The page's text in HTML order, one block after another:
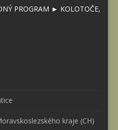
PROGRAM ► KOLOTOČE,
kraje (CH)